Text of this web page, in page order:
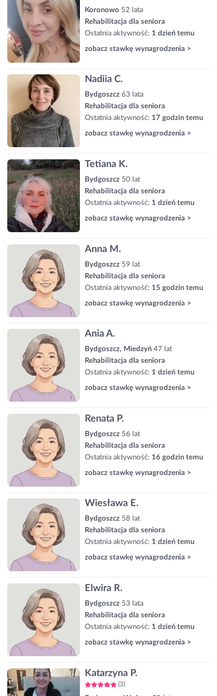
Koronowo 52 lata
Rehabilitacja dla seniora
Ostatnia aktywność: 1 dzień temu
zobacz stawkę wynagrodzenia >
Nadiia C.
Bydgoszcz 63 lata
Rehabilitacja dla seniora
Ostatnia aktywność: 17 godzin temu
zobacz stawkę wynagrodzenia >
Tetiana K.
Bydgoszcz 50 lat
Rehabilitacja dla seniora
Ostatnia aktywność: 1 dzień temu
zobacz stawkę wynagrodzenia >
Anna M.
Bydgoszcz 59 lat
Rehabilitacja dla seniora
Ostatnia aktywność: 15 godzin temu
zobacz stawkę wynagrodzenia >
Ania A.
Bydgoszcz, Miedzyń 47 lat
Rehabilitacja dla seniora
Ostatnia aktywność: 1 dzień temu
zobacz stawkę wynagrodzenia >
Renata P.
Bydgoszcz 56 lat
Rehabilitacja dla seniora
Ostatnia aktywność: 16 godzin temu
zobacz stawkę wynagrodzenia >
Wiesława E.
Bydgoszcz 58 lat
Rehabilitacja dla seniora
Ostatnia aktywność: 1 dzień temu
zobacz stawkę wynagrodzenia >
Elwira R.
Bydgoszcz 53 lata
Rehabilitacja dla seniora
Ostatnia aktywność: 1 dzień temu
zobacz stawkę wynagrodzenia >
Katarzyna P.
(3)